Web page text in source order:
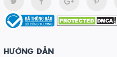
HƯỚNG DẪN